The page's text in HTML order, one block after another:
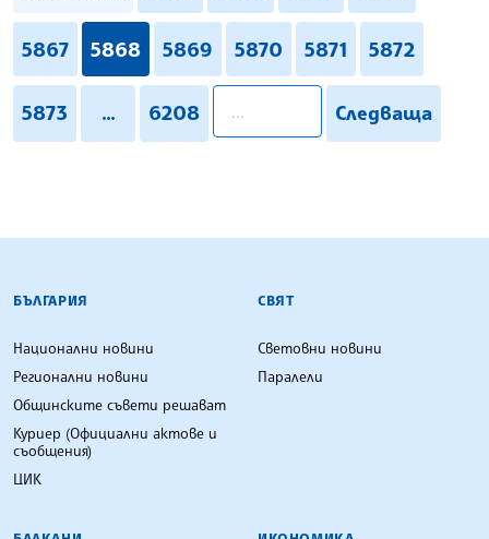
5867 5868 5869 5870 5871 5872
5873 ... 6208 Следваща
БЪЛГАРСКА ТЕЛЕГРАФНА АГЕНЦИЯ
БЪЛГАРИЯ
Национални новини
Регионални новини
Общинските съвети решават
Куриер (Официални актове и
съобщения)
ЦИК
СВЯТ
Световни новини
Паралели